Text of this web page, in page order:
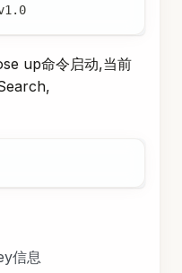
up命令启动,当前
信息